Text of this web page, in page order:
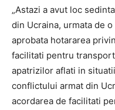
„Astazi a avut loc
din Ucraina, urmata de
aprobata hotararea
facilitati pentru
apatrizilor aflati in
conflictului armat din
acordarea de facilitati